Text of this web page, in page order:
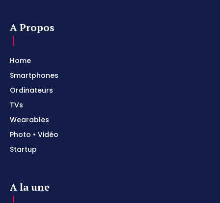
A Propos
Home
Smartphones
Ordinateurs
TVs
Wearables
Photo • Vidéo
Startup
A la une